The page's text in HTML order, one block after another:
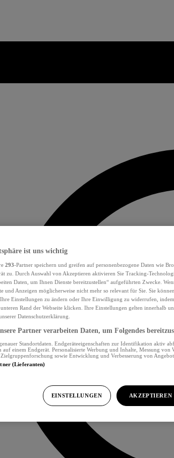
ist uns wichtig
293-Partner speichern und greifen auf personenbezogene Daten wie
zu. Durch Auswahl von Akzeptieren aktivieren Sie Tracking-
Daten, um Ihnen Dienste bereitzustellen“ aufgeführten Zwecke.
und Anzeigen möglicherweise nicht mehr so relevant für Sie. Sie
Einstellungen zu ändern oder Ihre Einwilligung zu widerrufen,
Rand der Webseite klicken. Ihre Einstellungen gelten innerhalb
Datenschutzerklärung.
Partner verarbeiten Daten, um Folgendes
Standortdaten. Endgeräteeigenschaften zur Identifikation aktiv
einem Endgerät. Personalisierte Werbung und Inhalte, Messung von
sowie Entwicklung und Verbesserung von
(Lieferanten)
EINSTELLUNGEN AKZEPTIEREN